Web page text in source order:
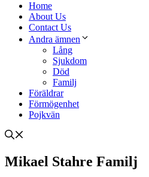
Home
About Us
Contact Us
Andra ämnen
Lång
Sjukdom
Död
Familj
Föräldrar
Förmögenhet
Pojkvän
Mikael Stahre Familj